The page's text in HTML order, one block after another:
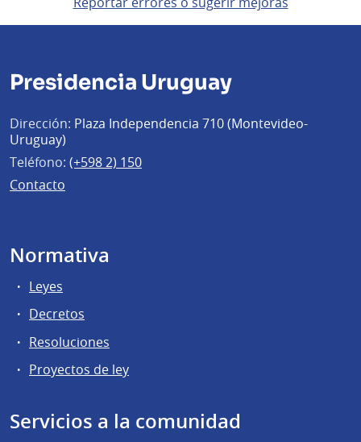
Presidencia Uruguay
Dirección: Plaza Independencia 710 (Montevideo-
Uruguay)
Teléfono: (+598 2) 150
Contacto
Normativa
Leyes
Decretos
Resoluciones
Proyectos de ley
Servicios a la comunidad